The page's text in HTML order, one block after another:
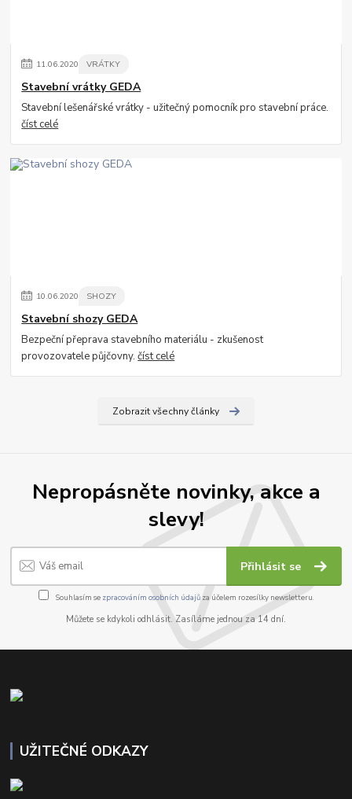
11.06.2020 VRÁTKY
Stavební vrátky GEDA
Stavební lešenářské vrátky - užitečný pomocník pro stavební práce.
číst celé
10.06.2020 SHOZY
Stavební shozy GEDA
Bezpeční přeprava stavebního materiálu - zkušenost
provozovatele půjčovny.číst celé
Zobrazit všechny články
Nepropásněte novinky, akce a
slevy!
Přihlásit se
Souhlasím se zpracováním osobních údajůza účelem rozesílky newsletteru.
Můžete se kdykoli odhlásit. Zasíláme jednou za 14 dní.
UŽITEČNÉ ODKAZY